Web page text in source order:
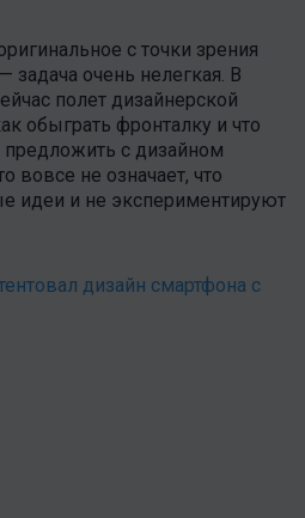
с точки зрения
задача очень нелегкая. В
полет дизайнерской
обыграть фронталку и что
с дизайном
вовсе не означает, что
идеи и не экспериментируют
дизайн смартфона с